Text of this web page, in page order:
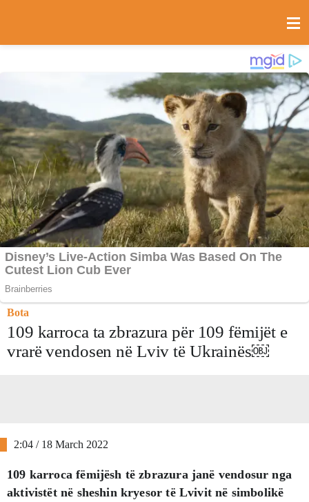
Bota
109 karroca ta zbrazura për 109 fëmijët e
vrarë vendosen në Lviv të Ukrainës￼
2:04 / 18 March 2022
109 karroca fëmijësh të zbrazura janë vendosur nga
aktivistët në sheshin kryesor të Lvivit në simbolikë